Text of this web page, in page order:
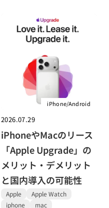
iPhone/Android
2026.07.29
iPhoneやMacのリース
「Apple Upgrade」の
メリット・デメリット
と国内導入の可能性
Apple
Apple Watch
iphone
mac